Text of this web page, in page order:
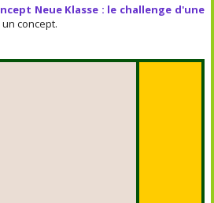
Neue Klasse : le challenge d'une
concept.